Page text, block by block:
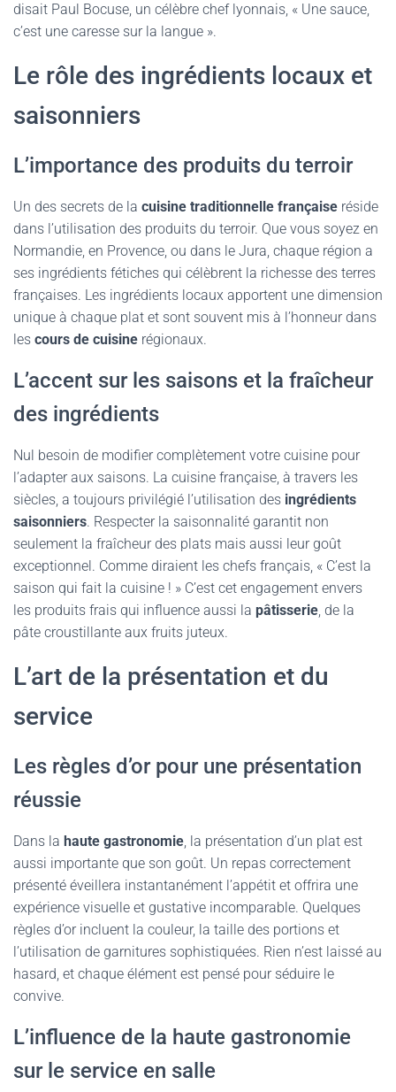
disait Paul Bocuse, un célèbre chef lyonnais, « Une sauce,
c’est une caresse sur la langue ».
Le rôle des ingrédients locaux et
saisonniers
L’importance des produits du terroir
Un des secrets de la cuisine traditionnelle française réside
dans l’utilisation des produits du terroir. Que vous soyez en
Normandie, en Provence, ou dans le Jura, chaque région a
ses ingrédients fétiches qui célèbrent la richesse des terres
françaises. Les ingrédients locaux apportent une dimension
unique à chaque plat et sont souvent mis à l’honneur dans
les cours de cuisine régionaux.
L’accent sur les saisons et la fraîcheur
des ingrédients
Nul besoin de modifier complètement votre cuisine pour
l’adapter aux saisons. La cuisine française, à travers les
siècles, a toujours privilégié l’utilisation des ingrédients
saisonniers. Respecter la saisonnalité garantit non
seulement la fraîcheur des plats mais aussi leur goût
exceptionnel. Comme diraient les chefs français, « C’est la
saison qui fait la cuisine ! » C’est cet engagement envers
les produits frais qui influence aussi la pâtisserie, de la
pâte croustillante aux fruits juteux.
L’art de la présentation et du
service
Les règles d’or pour une présentation
réussie
Dans la haute gastronomie, la présentation d’un plat est
aussi importante que son goût. Un repas correctement
présenté éveillera instantanément l’appétit et offrira une
expérience visuelle et gustative incomparable. Quelques
règles d’or incluent la couleur, la taille des portions et
l’utilisation de garnitures sophistiquées. Rien n’est laissé au
hasard, et chaque élément est pensé pour séduire le
convive.
L’influence de la haute gastronomie
sur le service en salle